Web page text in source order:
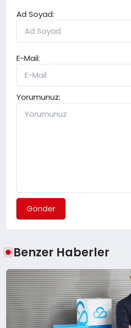
Ad Soyad:
E-Mail:
Yorumunuz:
Gönder
Benzer Haberler